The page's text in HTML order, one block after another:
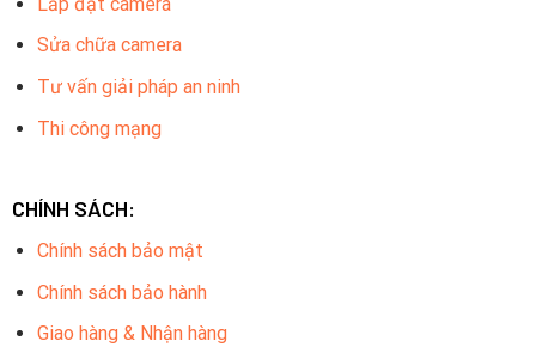
Sửa chữa camera
Tư vấn giải pháp an ninh
Thi công mạng
CHÍNH SÁCH:
Chính sách bảo mật
Chính sách bảo hành
Giao hàng & Nhận hàng